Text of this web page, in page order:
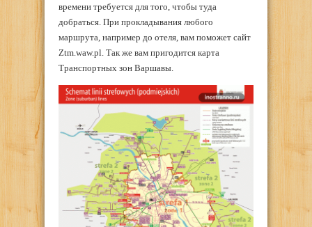
времени требуется для того, чтобы туда
добраться. При прокладывания любого
маршрута, например до отеля, вам поможет сайт
Ztm.waw.pl. Так же вам пригодится карта
Транспортных зон Варшавы.